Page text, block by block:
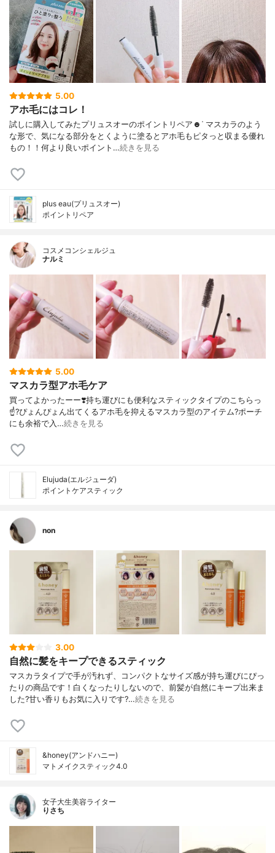
5.00
アホ毛にはコレ！
試しに購入してみたプリュスオーのポイントリペア☻︎ᐝ マスカラのよう
な形で、気になる部分をとくように塗るとアホ毛もピタっと収まる優れ
もの！！何より良いポイント…続きを見る
plus eau(プリュスオー)
ポイントリペア
コスメコンシェルジュ
ナルミ
5.00
マスカラ型アホ毛ケア
買ってよかったーー❣️ 持ち運びにも便利なスティックタイプの こちらっ
☝️? ぴょんぴょん出てくる アホ毛を抑えるマスカラ型のアイテム? ポーチ
にも余裕で入…続きを見る
Elujuda(エルジューダ)
ポイントケアスティック
non
3.00
自然に髪をキープできるスティック
マスカラタイプで手が汚れず、コンパクトなサイズ感が持ち運びにぴっ
たりの商品です！白くなったりしないので、前髪が自然にキープ出来ま
した?甘い香りもお気に入りです?…続きを見る
&honey(アンドハニー)
マトメイクスティック4.0
女子大生美容ライター
りさち